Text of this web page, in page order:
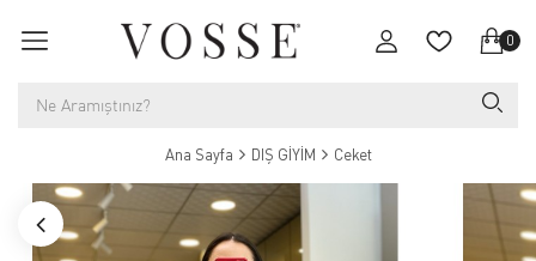
0
Ana Sayfa DIŞ GİYİM Ceket